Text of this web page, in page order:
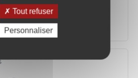
– Indemnités de fin de
retraite
Consommation
Tout refuser
Personnaliser